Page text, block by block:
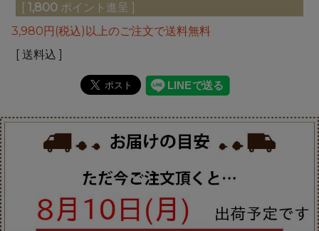
[ 1,800 ポイント進呈 ]
3,980円(税込)以上のご注文で送料無料
送料込